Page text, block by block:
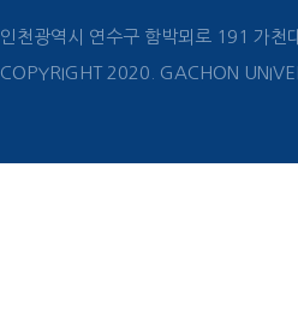
인천광역시 연수구 함박뫼로 191 가천
COPYRIGHT 2020. GACHON